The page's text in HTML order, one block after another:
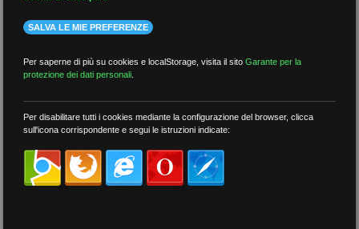
più recenti
meno recenti
per tag
##DS ##FGU ##Gilda
SALVA LE MIE PREFERENZE
Per saperne di più su cookies e localStorage, visita il sitoGarante per la
protezione dei dati personali
Per disabilitare tutti i cookies mediante la configurazione del browser, clicca
sull'icona corrispondente e segui le istruzioni indicate: